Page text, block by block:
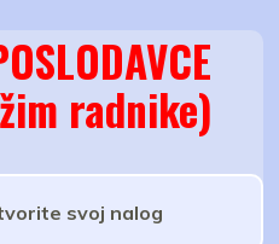
radnike)
svoj nalog